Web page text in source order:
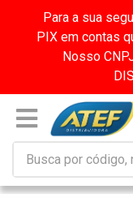
Para a sua
PIX em contas
Nosso